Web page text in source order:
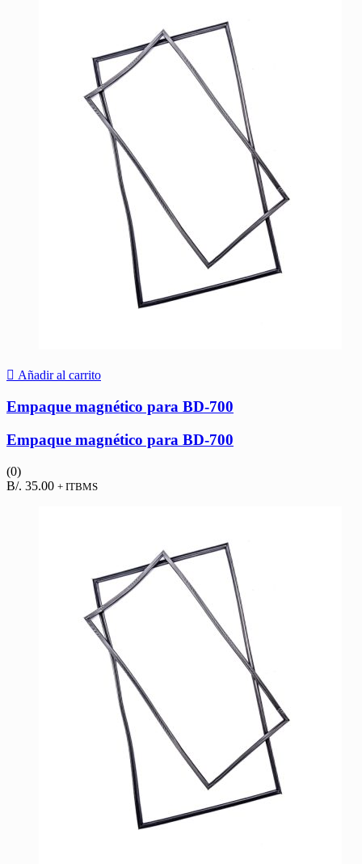
Añadir al carrito
Empaque magnético para BD-700
Empaque magnético para BD-700
(0)
B/. 35.00 + ITBMS